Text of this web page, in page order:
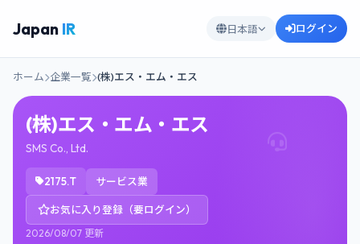
Japan IR 日本語 ログイン
ホーム 企業一覧 (株)エス・エム・エス
(株)エス・エム・エス
SMS Co., Ltd.
2175.T サービス業
お気に入り登録（要ログイン）
2026/08/07 更新